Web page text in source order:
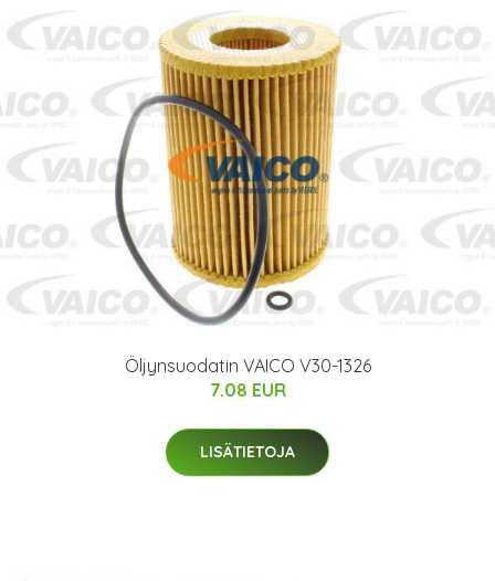
Öljynsuodatin VAICO V30-1326
7.08 EUR
LISÄTIETOJA